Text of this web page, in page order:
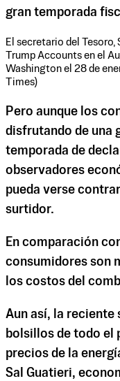
gran temporada
El secretario del
Trump Accounts en el
Washington el 28 de
Times)
Pero aunque los
disfrutando de una
temporada de
observadores
pueda verse
surtidor.
En comparación
consumidores son
los costos del
Aun así, la reciente
bolsillos de todo el
precios de la
Sal Guatieri,